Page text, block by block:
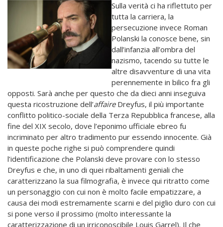
Sulla verità ci ha riflettuto per
tutta la carriera, la
persecuzione invece Roman
Polanski la conosce bene, sin
dall’infanzia all’ombra del
nazismo, tacendo su tutte le
altre disavventure di una vita
perennemente in bilico fra gli
opposti. Sarà anche per questo che da dieci anni inseguiva
questa ricostruzione dell’affaireDreyfus, il più importante
conflitto politico-sociale della Terza Repubblica francese, alla
fine del XIX secolo, dove l’eponimo ufficiale ebreo fu
incriminato per altro tradimento pur essendo innocente. Già
in queste poche righe si può comprendere quindi
l’identificazione che Polanski deve provare con lo stesso
Dreyfus e che, in uno di quei ribaltamenti geniali che
caratterizzano la sua filmografia, è invece qui ritratto come
un personaggio con cui non è molto facile empatizzare, a
causa dei modi estremamente scarni e del piglio duro con cui
si pone verso il prossimo (molto interessante la
caratterizzazione di un irriconoscibile Louis Garrel). Il che